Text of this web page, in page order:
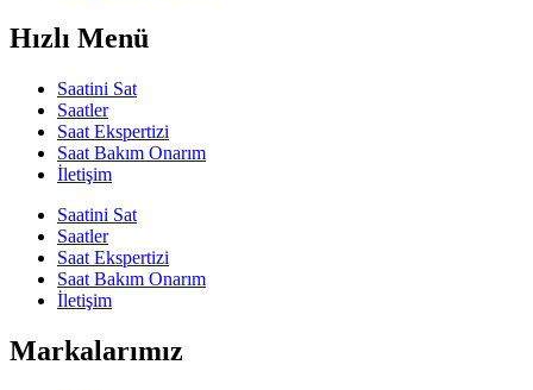
Hızlı Menü
Saatini Sat
Saatler
Saat Ekspertizi
Saat Bakım Onarım
İletişim
Saatini Sat
Saatler
Saat Ekspertizi
Saat Bakım Onarım
İletişim
Markalarımız